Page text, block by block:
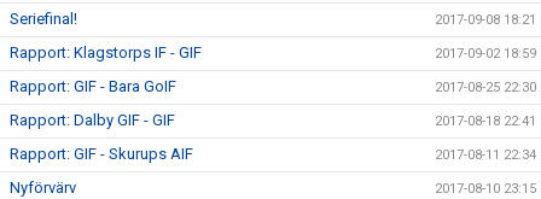
Seriefinal! 2017-09-08 18:21
Rapport: Klagstorps IF - GIF 2017-09-02 18:59
Rapport: GIF - Bara GoIF 2017-08-25 22:30
Rapport: Dalby GIF - GIF 2017-08-18 22:41
Rapport: GIF - Skurups AIF 2017-08-11 22:34
Nyförvärv 2017-08-10 23:15